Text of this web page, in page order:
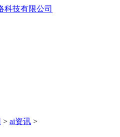
> ai资讯 >